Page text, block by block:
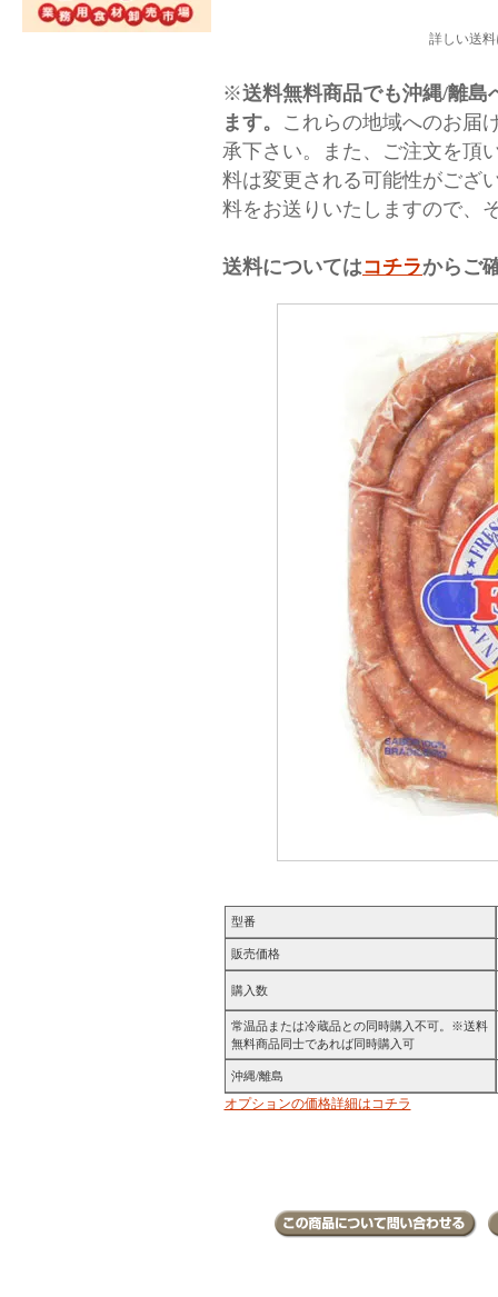
詳しい送
※送料無料商品でも沖縄/離島
ます。 これらの地域へのお届
承下さい。また、ご注文を頂
料は変更される可能性がござ
料をお送りいたしますので、
送料についてはコチラからご
型番
販売価格
購入数
常温品または冷蔵品との同時購入不可。※送料
無料商品同士であれば同時購入可
沖縄/離島
オプションの価格詳細はコチラ